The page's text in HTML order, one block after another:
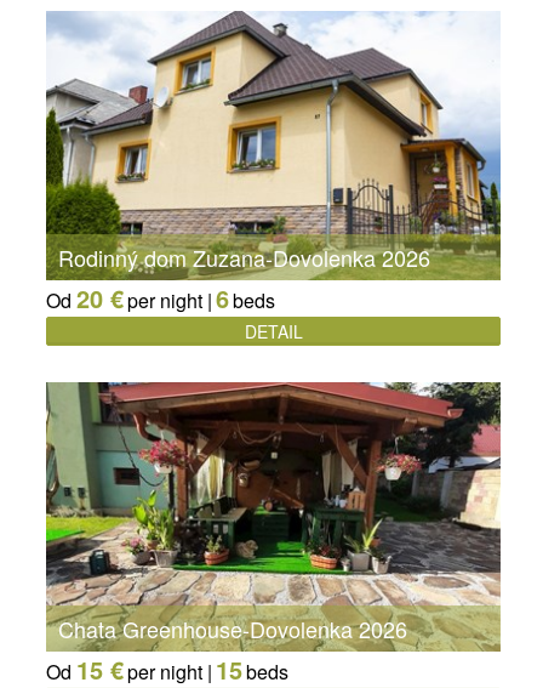
Rodinný dom Zuzana-Dovolenka 2026
Od 20 €per night |6beds
DETAIL
Chata Greenhouse-Dovolenka 2026
Od 15 €per night | 15beds